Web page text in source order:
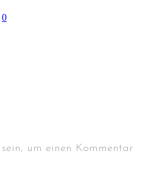
0
sein, um einen Kommentar